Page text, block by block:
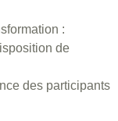
:
de
des participants